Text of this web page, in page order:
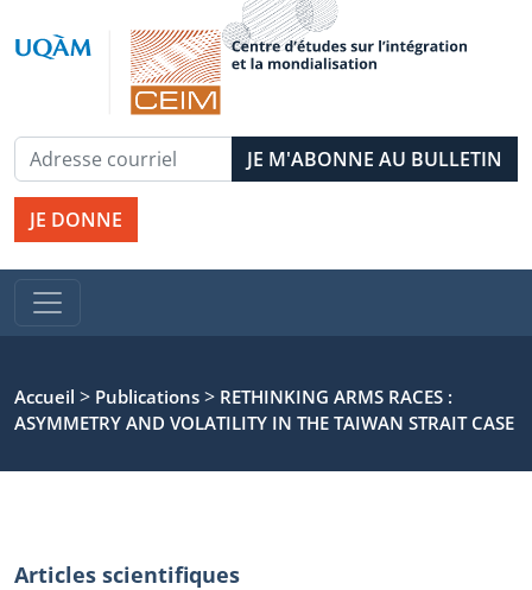
JE DONNE
Accueil > Publications > RETHINKING ARMS RACES :
ASYMMETRY AND VOLATILITY IN THE TAIWAN STRAIT CASE
Articles scientifiques